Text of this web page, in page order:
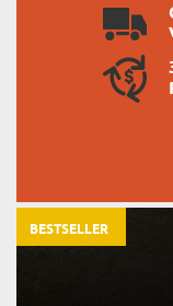
BESTSELLER